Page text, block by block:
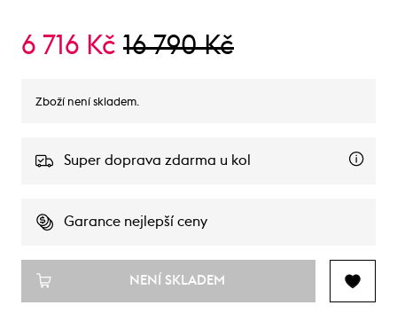
6 716 Kč 16 790 Kč
Zboží není skladem.
Super doprava zdarma u kol
Garance nejlepší ceny
NENÍ SKLADEM